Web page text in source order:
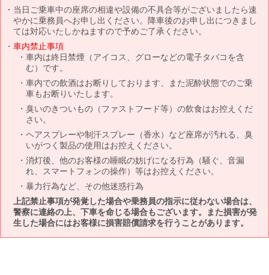
当日ご乗車中の座席の相違や設備の不具合等がございましたら速
やかに乗務員へお申し出ください。降車後のお申し出につきまし
ては対応いたしかねますので予めご了承ください。
車内禁止事項
車内は終日禁煙（アイコス、グローなどの電子タバコを含
む）です。
車内での飲酒はお断りしております、また泥酔状態でのご乗
車もお断りいたします。
臭いのきついもの（ファストフード等）の飲食はお控えくだ
さい。
ヘアスプレーや制汗スプレー（香水）など座席が汚れる、臭
いがつく製品の使用はお控えください。
消灯後、他のお客様の睡眠の妨げになる行為（騒ぐ、音漏
れ、スマートフォンの操作）等はお控えください。
暴力行為など、その他迷惑行為
上記禁止事項が発覚した場合や乗務員の指示に従わない場合は、
警察に連絡の上、下車を命じる場合もございます。また損害が発
生した場合にはお客様に損害賠償請求を行うことがあります。